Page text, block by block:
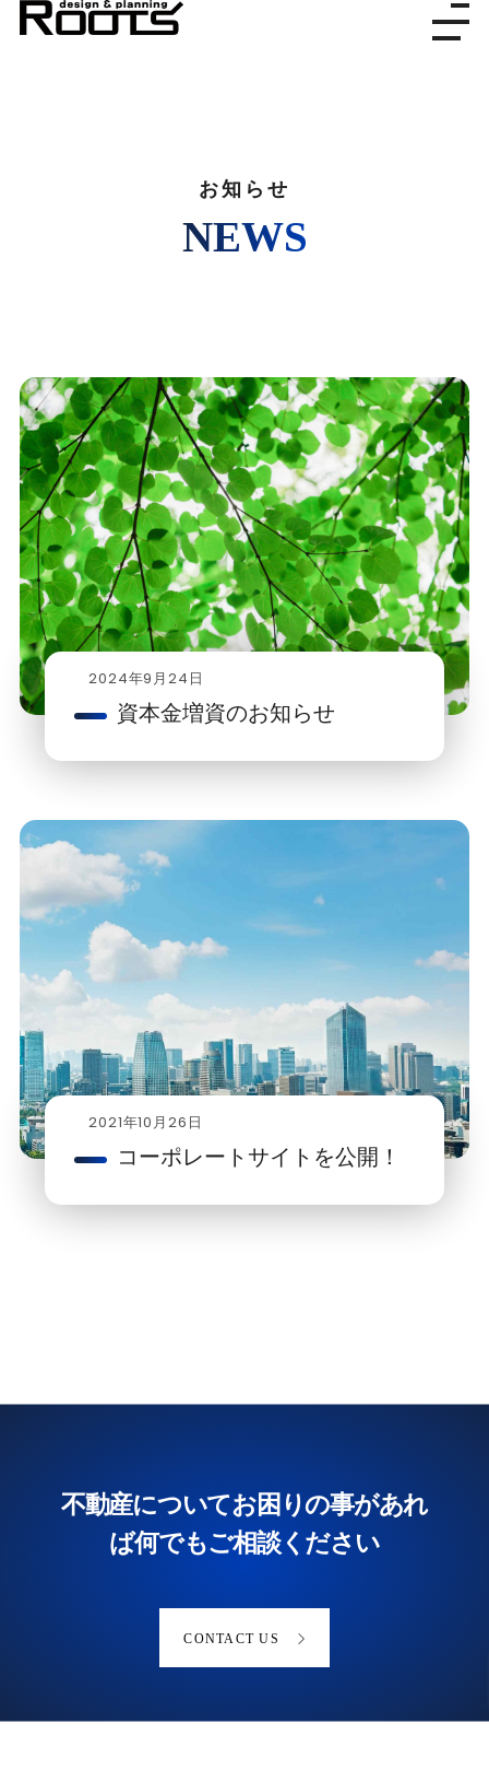
お知らせ
NEWS
2024年9月24日
資本金増資のお知らせ
2021年10月26日
コーポレートサイトを公開！
不動産についてお困りの事があれ
ば何でもご相談ください
CONTACT US